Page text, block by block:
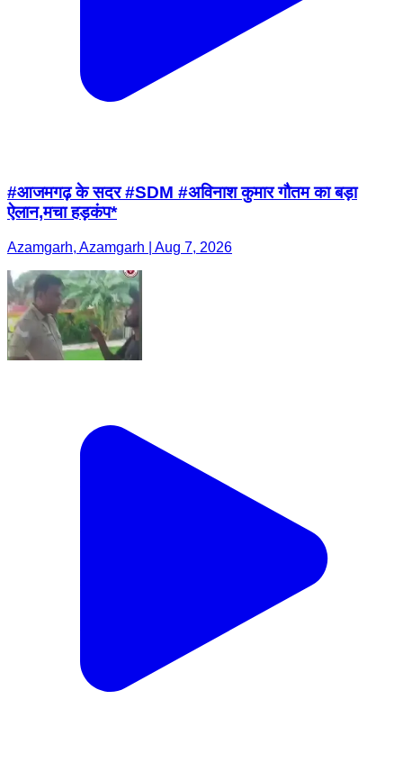
#आजमगढ़ के सदर #SDM #अविनाश कुमार गौतम का बड़ा
ऐलान,मचा हड़कंप*
Azamgarh, Azamgarh | Aug 7, 2026